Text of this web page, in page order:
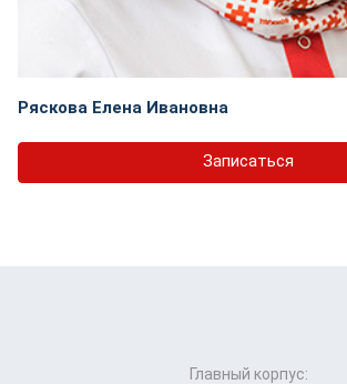
Ряскова Елена Ивановна
Записаться
Главный корпус: